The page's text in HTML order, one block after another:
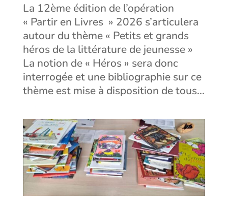
La 12ème édition de l’opération
« Partir en Livres » 2026 s’articulera
autour du thème « Petits et grands
héros de la littérature de jeunesse »
La notion de « Héros » sera donc
interrogée et une bibliographie sur ce
thème est mise à disposition de tous...